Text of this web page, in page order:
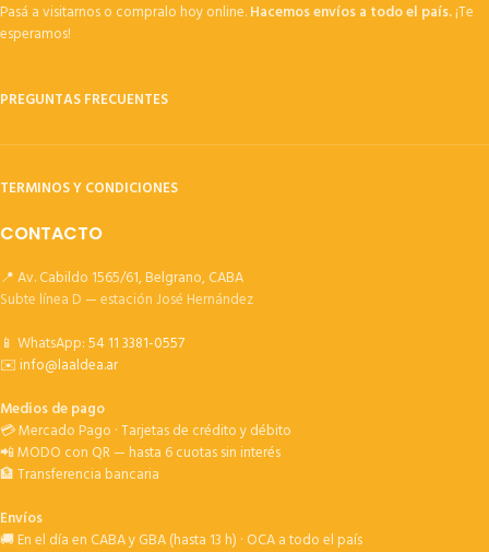
Pasá a visitarnos o compralo hoy online.Hacemos envíos a todo el país.¡Te
esperamos!
PREGUNTAS FRECUENTES
TERMINOS Y CONDICIONES
CONTACTO
📍 Av. Cabildo 1565/61, Belgrano, CABA
Subte línea D — estación José Hernández
📱 WhatsApp:54 11 3381-0557
✉️info@laaldea.ar
Medios de pago
💳 Mercado Pago · Tarjetas de crédito y débito
📲 MODO con QR — hasta 6 cuotas sin interés
🏦 Transferencia bancaria
Envíos
🚚 En el día en CABA y GBA (hasta 13 h) · OCA a todo el país